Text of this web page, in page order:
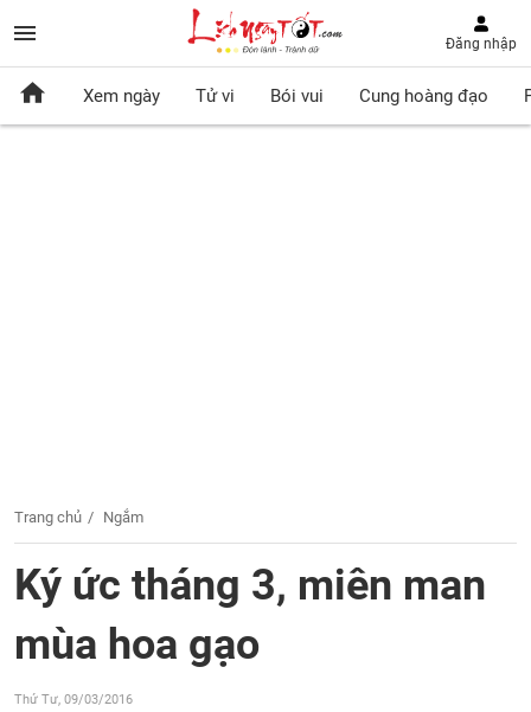
Đăng nhập
Xem ngày Tử vi Bói vui Cung hoàng đạo
Trang chủ Ngắm
Ký ức tháng 3, miên man
mùa hoa gạo
Thứ Tư, 09/03/2016